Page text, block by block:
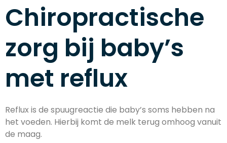
Chiropractische
zorg bij baby’s
met reflux
Reflux is de spuugreactie die baby’s soms hebben na
het voeden. Hierbij komt de melk terug omhoog vanuit
de maag.